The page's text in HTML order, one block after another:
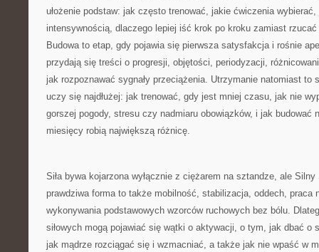
ułożenie podstaw: jak często trenować, jakie ćwiczenia
intensywnością, dlaczego lepiej iść krok po kroku zamiast rzucać
Budowa to etap, gdy pojawia się pierwsza satysfakcja i rośnie
przydają się treści o progresji, objętości, periodyzacji,
jak rozpoznawać sygnały przeciążenia. Utrzymanie natomiast to
uczy się najdłużej: jak trenować, gdy jest mniej czasu, jak nie
gorszej pogody, stresu czy nadmiaru obowiązków, i jak budować
miesięcy robią największą różnicę.
Siła bywa kojarzona wyłącznie z ciężarem na sztandze, ale
prawdziwa forma to także mobilność, stabilizacja, oddech, praca
wykonywania podstawowych wzorców ruchowych bez bólu.
siłowych mogą pojawiać się wątki o aktywacji, o tym, jak dbać o
jak mądrze rozciągać się i wzmacniać, a także jak nie wpaść w